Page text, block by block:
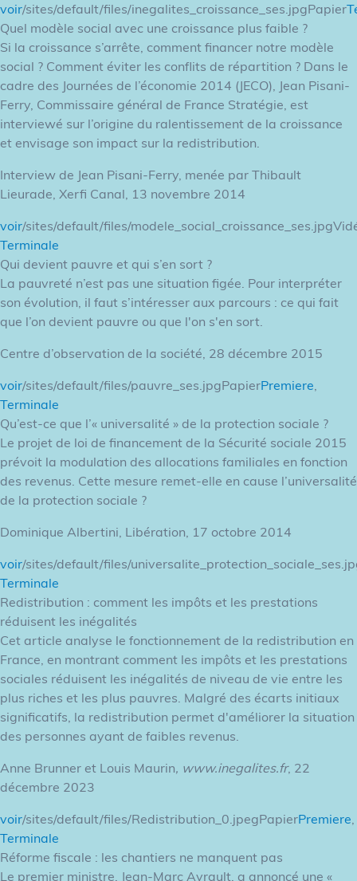
voir/sites/default/files/inegalites_croissance_ses.jpgPapier
Quel modèle social avec une croissance plus faible ?
Si la croissance s’arrête, comment financer notre modèle
social ? Comment éviter les conflits de répartition ? Dans le
cadre des Journées de l’économie 2014 (JECO), Jean Pisani-
Ferry, Commissaire général de France Stratégie, est
interviewé sur l’origine du ralentissement de la croissance
et envisage son impact sur la redistribution.
Interview de Jean Pisani-Ferry, menée par Thibault
Lieurade, Xerfi Canal, 13 novembre 2014
voir/sites/default/files/
Terminale
Qui devient pauvre et qui s’en sort ?
La pauvreté n’est pas une situation figée. Pour interpréter
son évolution, il faut s’intéresser aux parcours : ce qui fait
que l’on devient pauvre ou que l'on s'en sort.
Centre d’observation de la société, 28 décembre 2015
voir/sites/default/files/pauvre_ses.jpgPapierPremiere,
Terminale
Qu’est-ce que l’« universalité » de la protection sociale ?
Le projet de loi de financement de la Sécurité sociale 2015
prévoit la modulation des allocations familiales en fonction
des revenus. Cette mesure remet-elle en cause l’universalité
de la protection sociale ?
Dominique Albertini, Libération, 17 octobre 2014
voir/sites/default/files/
Terminale
Redistribution : comment les impôts et les prestations
réduisent les inégalités
Cet article analyse le fonctionnement de la redistribution en
France, en montrant comment les impôts et les prestations
sociales réduisent les inégalités de niveau de vie entre les
plus riches et les plus pauvres. Malgré des écarts initiaux
significatifs, la redistribution permet d'améliorer la situation
des personnes ayant de faibles revenus.
Anne Brunner et Louis Maurin, www.inegalites.fr, 22
décembre 2023
voir/sites/default/files/Redistribution_0.jpegPapierPremiere,
Terminale
Réforme fiscale : les chantiers ne manquent pas
Le premier ministre, Jean-Marc Ayrault, a annoncé une «